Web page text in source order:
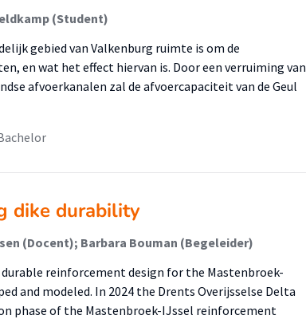
(Student)
gebied van Valkenburg ruimte is om de
en wat het effect hiervan is. Door een verruiming van
afvoerkanalen zal de afvoercapaciteit van de Geul
dike durability
(Docent); Barbara Bouman (Begeleider)
reinforcement design for the Mastenbroek-
and modeled. In 2024 the Drents Overijsselse Delta
phase of the Mastenbroek-IJssel reinforcement